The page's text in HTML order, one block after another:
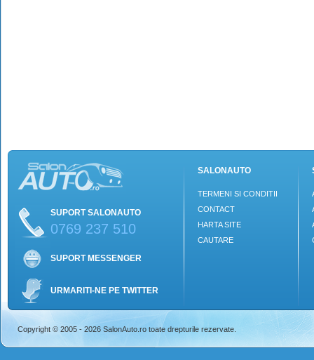
SUPORT SALONAUTO
0769 237 510
SUPORT MESSENGER
URMARITI-NE PE TWITTER
SALONAUTO
TERMENI SI CONDITII
CONTACT
HARTA SITE
CAUTARE
Copyright © 2005 - 2026 SalonAuto.ro toate drepturile rezervate.